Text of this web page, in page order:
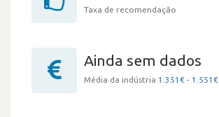
Taxa de recomendação
Ainda sem dados
Média da indústria 1.351€ - 1.551€